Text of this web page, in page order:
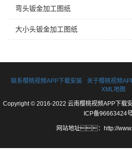
弯头钣金加工图纸
大小头钣金加工图纸
联系樱桃视频APP下载安装 关于樱桃视频
XML地图
Copyright © 2016-2022 云南樱桃视频APP下载
ICP备96663424
网站地址： http://